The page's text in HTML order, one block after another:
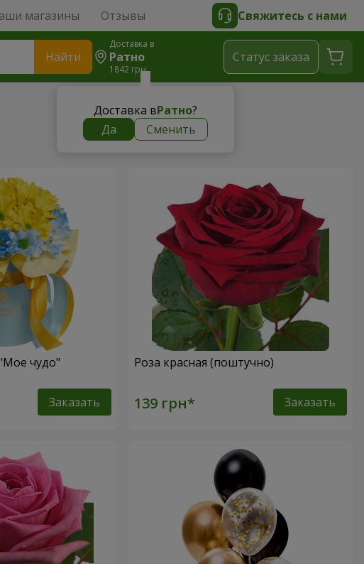
магазины Отзывы Свяжитесь с нами
Найти
Доставка в
Ратно
1842 грн
Доставка вРатно?
Да
Сменить
Cтатус заказа
чудо"
Заказать
Роза красная (поштучно)
Заказать